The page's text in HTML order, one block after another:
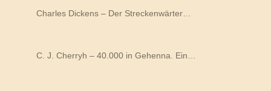
Charles Dickens – Der Streckenwärter…
C. J. Cherryh – 40.000 in Gehenna. Ein…